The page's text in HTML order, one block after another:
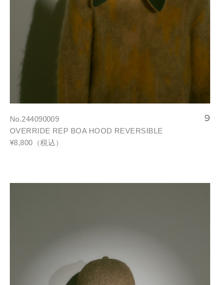
No.244090009
OVERRIDE REP BOA HOOD REVERSIBLE
¥8,800（税込）